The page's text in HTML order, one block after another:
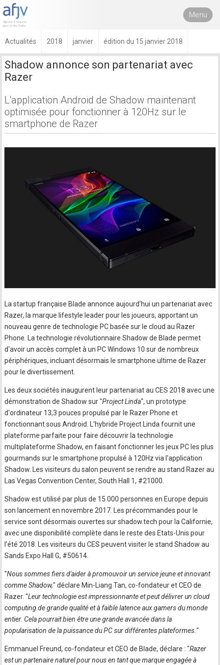
Menu
Actualités 2018 janvier édition du 15 janvier 2018
Shadow annonce son partenariat avec
Razer
L'application Android de Shadow maintenant
optimisée pour fonctionner à 120Hz sur le
smartphone de Razer
La startup française Blade annonce aujourd'hui un partenariat avec
Razer, la marque lifestyle leader pour les joueurs, apportant un
nouveau genre de technologie PC basée sur le cloud au Razer
Phone. La technologie révolutionnaire Shadow de Blade permet
d'avoir un accès complet à un PC Windows 10 sur de nombreux
périphériques, incluant désormais le smartphone ultime de Razer
pour le divertissement.
Les deux sociétés inaugurent leur partenariat au CES 2018 avec une
démonstration de Shadow sur "Project Linda", un prototype
d'ordinateur 13,3 pouces propulsé par le Razer Phone et
fonctionnant sous Android. L'hybride Project Linda fournit une
plateforme parfaite pour faire découvrir la technologie
multiplateforme Shadow, en faisant fonctionner les jeux PC les plus
gourmands sur le smartphone propulsé à 120Hz via l'application
Shadow. Les visiteurs du salon peuvent se rendre au stand Razer au
Las Vegas Convention Center, South Hall 1, #21000.
Shadow est utilisé par plus de 15 000 personnes en Europe depuis
son lancement en novembre 2017. Les précommandes pour le
service sont désormais ouvertes sur shadow.tech pour la Californie,
avec une disponibilité complète dans le reste des Etats-Unis pour
l'été 2018. Les visiteurs du CES peuvent visiter le stand Shadow au
Sands Expo Hall G, #50614.
"Nous sommes fiers d'aider à promouvoir un service jeune et innovant
comme Shadow," déclare Min-Liang Tan, co-fondateur et CEO de
Razer. "Leur technologie est impressionnante et peut délivrer un cloud
computing de grande qualité et à faible latence aux gamers du monde
entier. Cela pourrait bien être une grande avancée dans la
popularisation de la puissance du PC sur différentes plateformes."
Emmanuel Freund, co-fondateur et CEO de Blade, déclare : "Razer
est un partenaire naturel pour nous en tant que marque engagée à